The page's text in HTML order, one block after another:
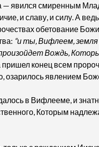
— явился смиренным
и славу, и силу. А
обетование
“и ты, Вифлеем,
Вождь,
конец всем
озарилось явлением
в Вифлееме, и
Которым